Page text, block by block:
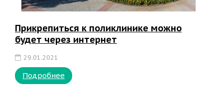
Прикрепиться к поликлинике можно
будет через интернет
29.01.2021
Подробнее